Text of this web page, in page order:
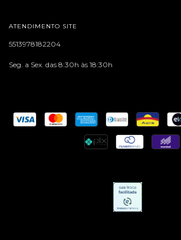
ATENDIMENTO SITE
5513978182204
Seg. a Sex. das 8:30h às 18:30h